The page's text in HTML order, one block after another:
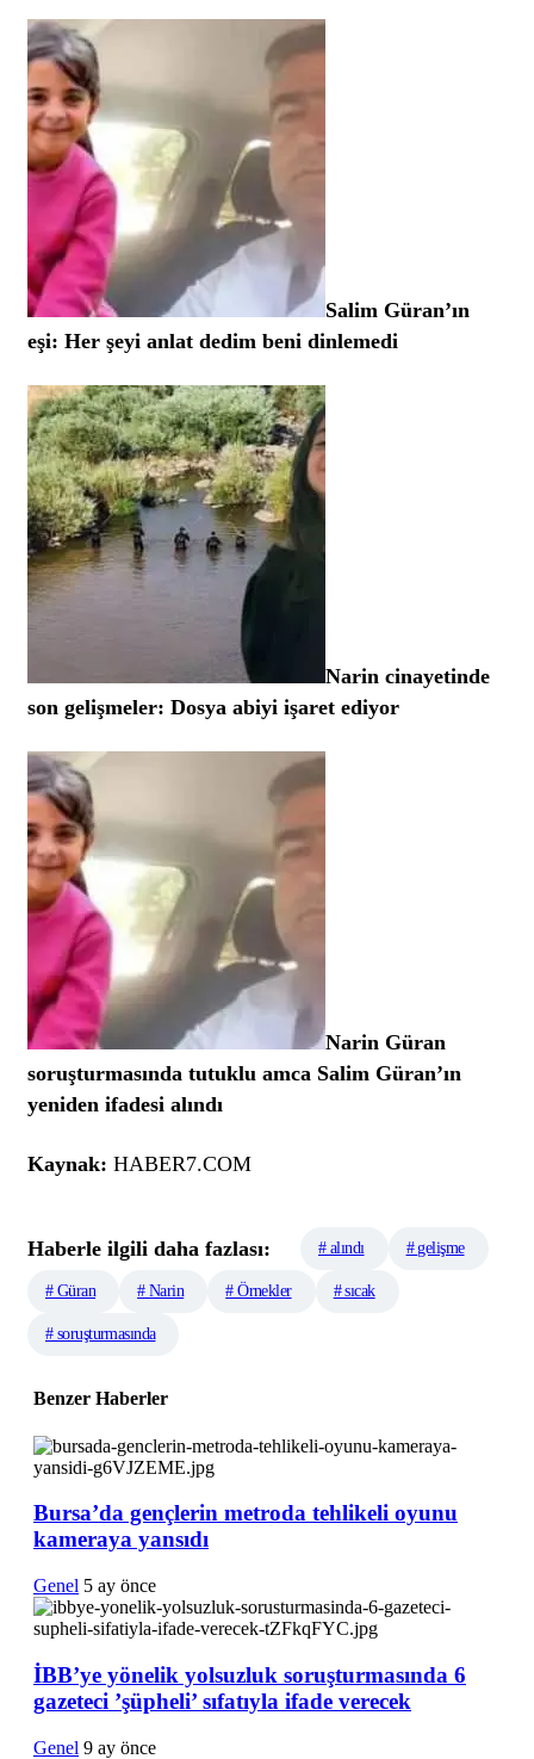
Salim Güran’ın
eşi: Her şeyi anlat dedim beni dinlemedi
Narin cinayetinde
son gelişmeler: Dosya abiyi işaret ediyor
Narin Güran
soruşturmasında tutuklu amca Salim Güran’ın
yeniden ifadesi alındı
Kaynak: HABER7.COM
Haberle ilgili daha fazlası: # alındı # gelişme
# Güran # Narin # Örnekler # sıcak
# soruşturmasında
Benzer Haberler
Bursa’da gençlerin metroda tehlikeli oyunu
kameraya yansıdı
Genel 5 ay önce
İBB’ye yönelik yolsuzluk soruşturmasında 6
gazeteci ’şüpheli’ sıfatıyla ifade verecek
Genel 9 ay önce